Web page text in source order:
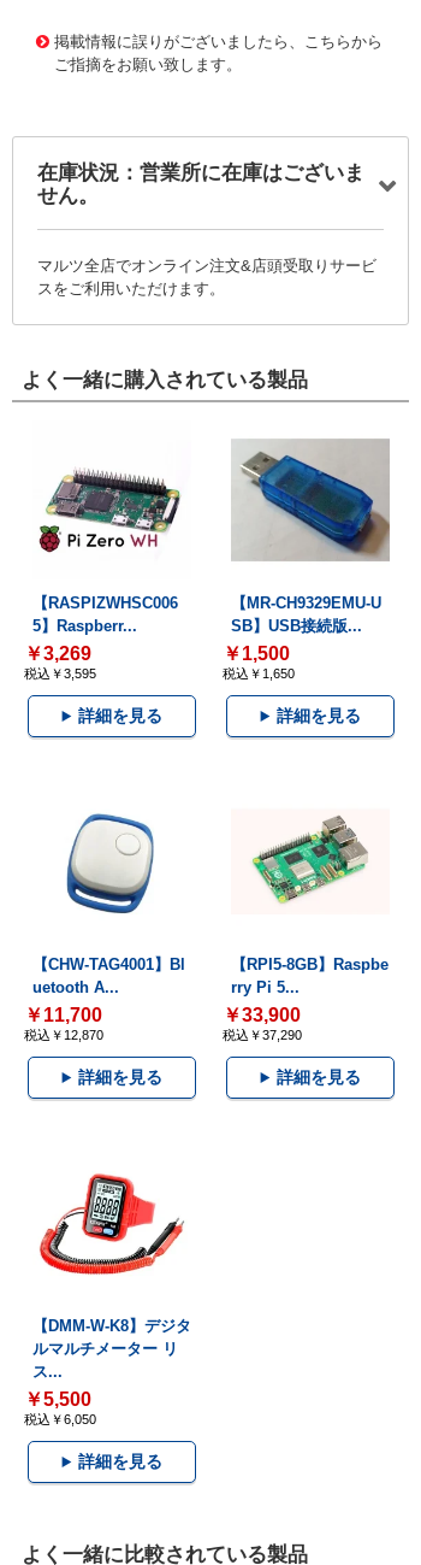
掲載情報に誤りがございましたら、こちらから
ご指摘をお願い致します。
在庫状況：営業所に在庫はございま
せん。
マルツ全店でオンライン注文&店頭受取りサービ
スをご利用いただけます。
よく一緒に購入されている製品
【RASPIZWHSC006
5】Raspberr...
￥3,269
税込￥3,595
詳細を見る
【MR-CH9329EMU-U
SB】USB接続版...
￥1,500
税込￥1,650
詳細を見る
【CHW-TAG4001】Bl
uetooth A...
￥11,700
税込￥12,870
詳細を見る
【RPI5-8GB】Raspbe
rry Pi 5...
￥33,900
税込￥37,290
詳細を見る
【DMM-W-K8】デジタ
ルマルチメーター リ
ス...
￥5,500
税込￥6,050
詳細を見る
よく一緒に比較されている製品